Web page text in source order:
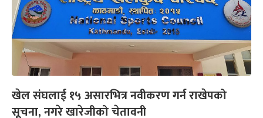
खेल संघलाई १५ असारभित्र नवीकरण गर्न राखेपको
सूचना, नगरे खारेजीको चेतावनी